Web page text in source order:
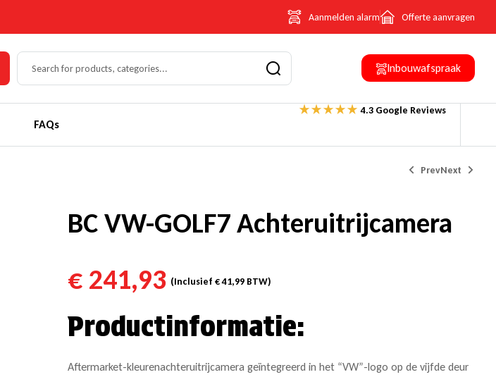
Aanmelden alarm Offerte aanvragen
Inbouwafspraak
FAQs
4.3 Google Reviews
Prev
€241,93
Next
€241,93
BC VW-GOLF7 Achteruitrijcamera
€ 241,93 (Inclusief€41,99 BTW)
Productinformatie:
Aftermarket-kleurenachteruitrijcamera geïntegreerd in het “VW”-logo op de vijfde deur